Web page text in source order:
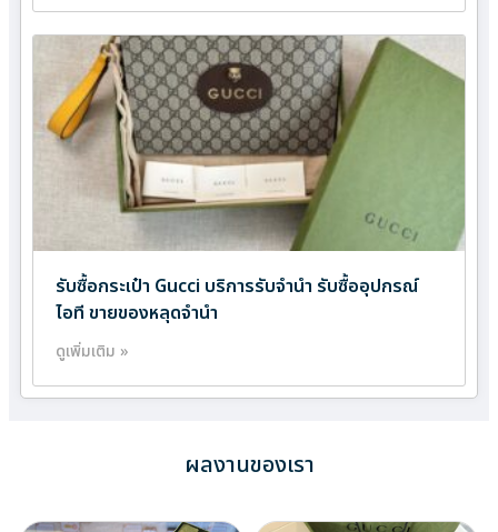
รับซื้อกระเป๋า Gucci บริการรับจำนำ รับซื้ออุปกรณ์
ไอที ขายของหลุดจำนำ
ดูเพิ่มเติม »
ผลงานของเรา